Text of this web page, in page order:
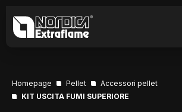
Homepage Pellet
Accessori pellet
KIT USCITA FUMI SUPERIORE